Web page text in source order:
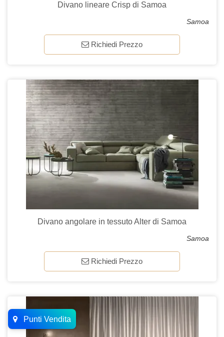
Divano lineare Crisp di Samoa
Samoa
Richiedi Prezzo
Divano angolare in tessuto Alter di Samoa
Samoa
Richiedi Prezzo
Punti Vendita